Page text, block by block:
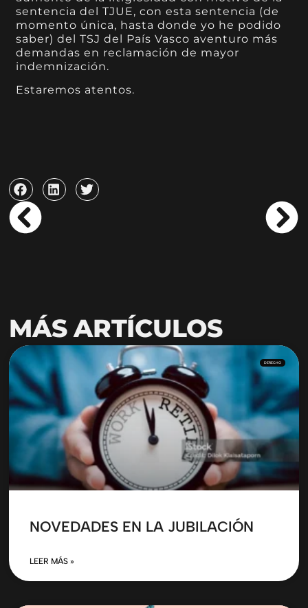
sentencia del TJUE, con esta sentencia (de
momento única, hasta donde yo he podido
saber) del TSJ del País Vasco aventuro más
demandas en reclamación de mayor
indemnización.
Estaremos atentos.
MÁS ARTÍCULOS
DERECHO
NOVEDADES EN LA JUBILACIÓN
LEER MÁS »